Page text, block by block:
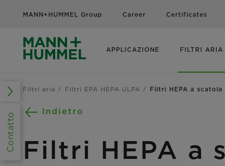
MANN+HUMMEL Group Career Certificates
APPLICAZIONE FILTRI ARIA
Filtri aria Filtri EPA HEPA ULPA Filtri HEPA a scatola
Indietro
Filtri HEPA a
Contatto